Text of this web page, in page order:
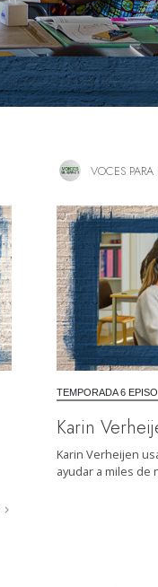
VOCES
TEMPORADA 6
Karin
Karin Verheijen
ayudar a miles de